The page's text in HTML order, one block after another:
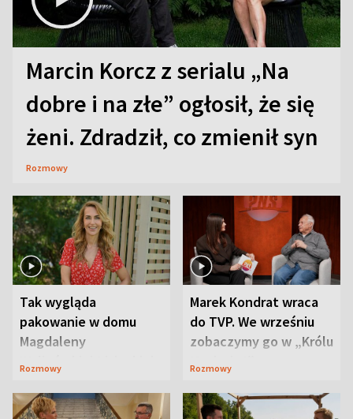
Marcin Korcz z serialu „Na
dobre i na złe” ogłosił, że się
żeni. Zdradził, co zmienił syn
Rozmowy
Tak wygląda
pakowanie w domu
Magdaleny
Waligórskiej-Lisieckiej.
Rozmowy
Marek Kondrat wraca
do TVP. We wrześniu
zobaczymy go w „Królu
Maciusiu I”
Rozmowy